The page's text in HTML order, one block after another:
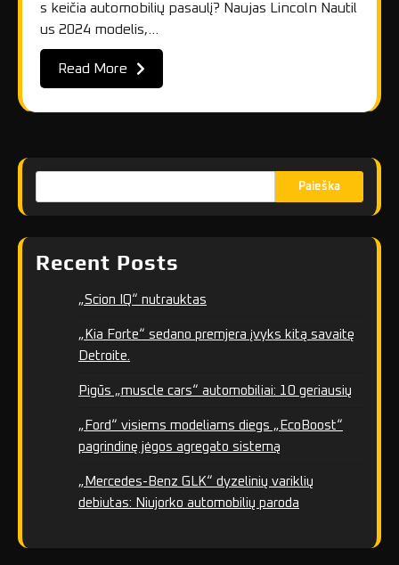
s keičia automobilių pasaulį? Naujas Lincoln Nautil
us 2024 modelis,…
Read More
Paieška
Recent Posts
„Scion IQ“ nutrauktas
„Kia Forte“ sedano premjera įvyks kitą savaitę
Detroite.
Pigūs „muscle cars“ automobiliai: 10 geriausių
„Ford“ visiems modeliams diegs „EcoBoost“
pagrindinę jėgos agregato sistemą
„Mercedes-Benz GLK“ dyzelinių variklių
debiutas: Niujorko automobilių paroda